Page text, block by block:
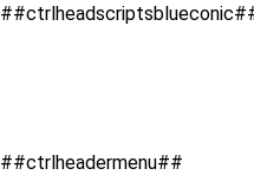
##ctrlheadermenu##